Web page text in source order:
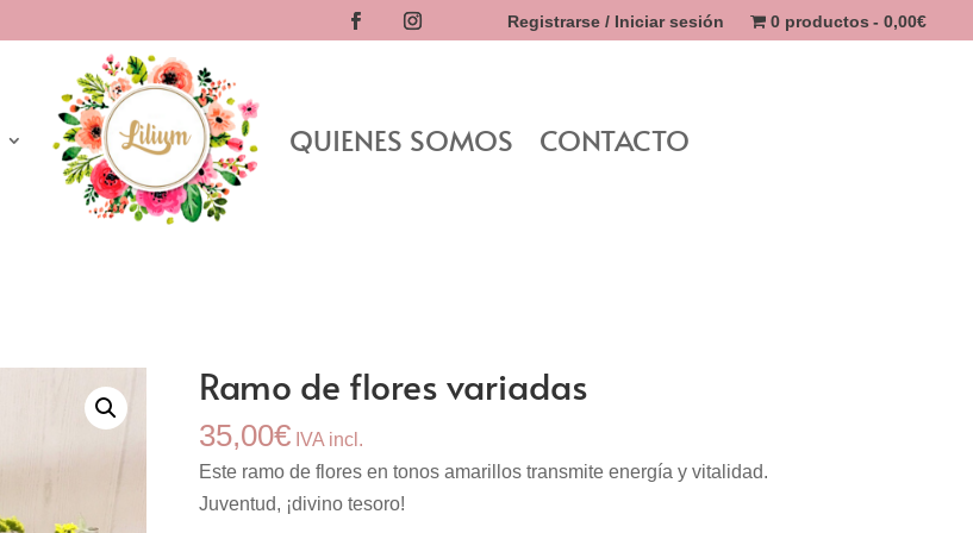
Registrarse / Iniciar sesión 0 productos 0,00€
QUIENES SOMOS CONTACTO
Ramo de flores variadas
35,00€ IVA incl.
Este ramo de flores en tonos amarillos transmite energía y vitalidad.
Juventud, ¡divino tesoro!